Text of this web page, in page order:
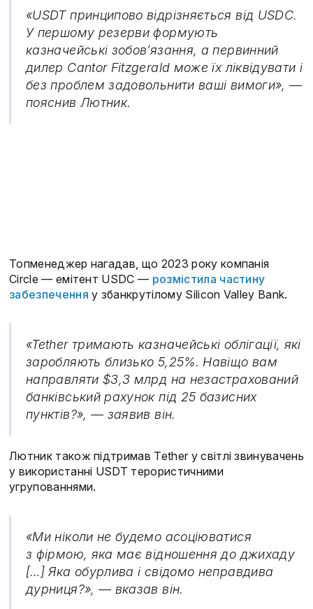
«USDT принципово відрізняється від USDC.
У першому резерви формують
казначейські зобов’язання, а первинний
дилер Cantor Fitzgerald може їх ліквідувати і
без проблем задовольнити ваші вимоги», —
пояснив Лютник.
Топменеджер нагадав, що 2023 року компанія
Circle — емітент USDC — розмістила частину
забезпечення у збанкрутілому Silicon Valley Bank.
«Tether тримають казначейські облігації, які
заробляють близько 5,25%. Навіщо вам
направляти $3,3 млрд на незастрахований
банківський рахунок під 25 базисних
пунктів?», — заявив він.
Лютник також підтримав Tether у світлі звинувачень
у використанні USDT терористичними
угрупованнями.
«Ми ніколи не будемо асоціюватися
з фірмою, яка має відношення до джихаду
[…] Яка обурлива і свідомо неправдива
дурниця?», — вказав він.